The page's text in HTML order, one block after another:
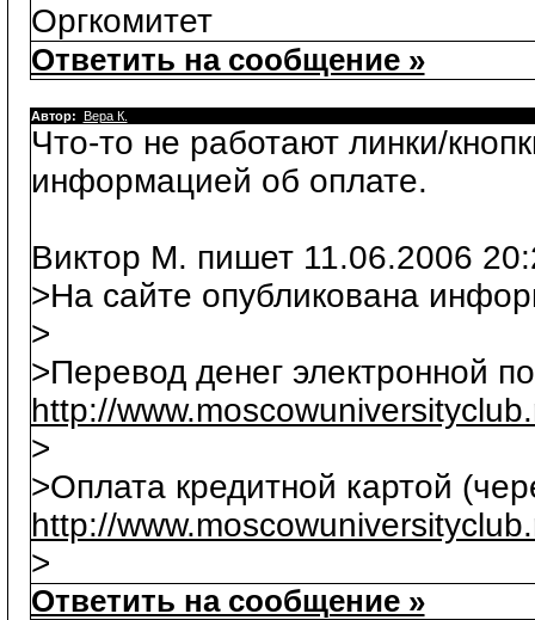
Оргкомитет
Ответить на сообщение »
Автор: Вера К.
Что-то не работают линки/
информацией об оплате.
Виктор М. пишет 11.06.2006
>На сайте опубликована
>
>Перевод денег электронной
http://
>
>Оплата кредитной картой
http://
>
Ответить на сообщение »